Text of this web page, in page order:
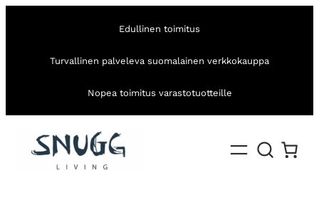
Edullinen toimitus
Turvallinen palveleva suomalainen verkkokauppa
Nopea toimitus varastotuotteille